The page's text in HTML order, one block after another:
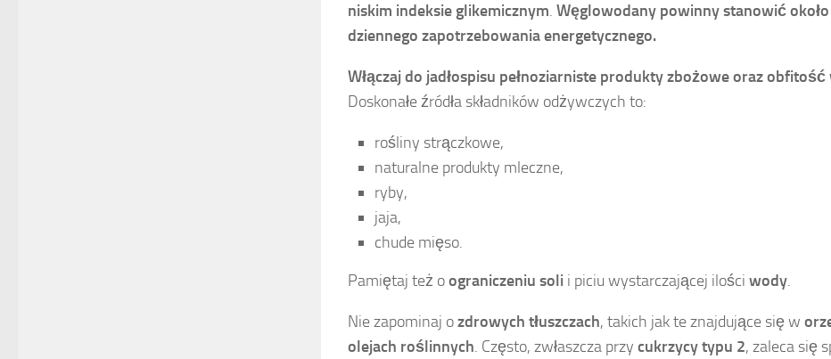
niskim indeksie glikemicznym. Węglowodany powinny stanowić około
dziennego zapotrzebowania energetycznego.
Włączaj do jadłospisu pełnoziarniste produkty zbożowe oraz
Doskonałe źródła składników odżywczych to:
rośliny strączkowe,
naturalne produkty mleczne,
ryby,
jaja,
chude mięso.
Pamiętaj też oograniczeniu soli i piciu wystarczającej ilości wody.
Nie zapominaj ozdrowych tłuszczach, takich jak te znajdujące się w
olejach roślinnych. Często, zwłaszcza przy cukrzycy typu 2, zaleca się